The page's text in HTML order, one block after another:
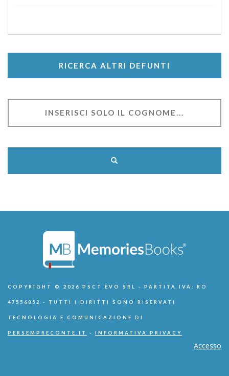
RICERCA ALTRI DEFUNTI
COPYRIGHT © 2026 PSCT EVO SRL - PARTITA IVA: RO
47556852 - TUTTI I DIRITTI SONO RISERVATI
TECNOLOGIA E COMUNICAZIONE DI
PERSEMPRECONTE.IT - INFORMATIVA PRIVACY
Accesso